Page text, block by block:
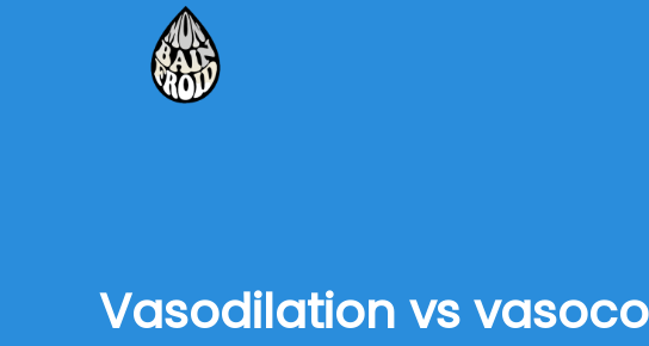
Vasodilation vs